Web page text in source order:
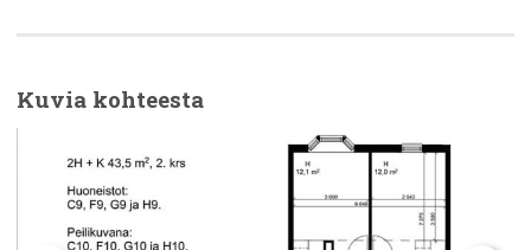
Kuvia kohteesta